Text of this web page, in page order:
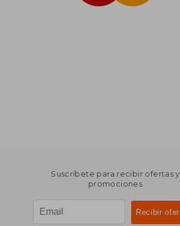
Suscríbete para recibir ofertas y
promociones